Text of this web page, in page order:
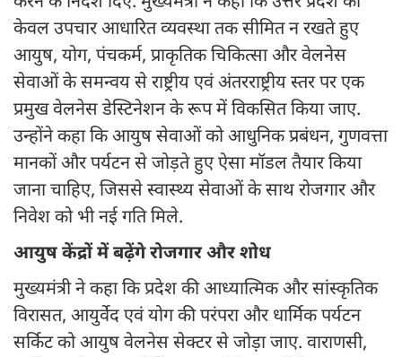
केवल उपचार आधारित व्यवस्था तक सीमित न रखते हुए
आयुष, योग, पंचकर्म, प्राकृतिक चिकित्सा और वेलनेस
सेवाओं के समन्वय से राष्ट्रीय एवं अंतरराष्ट्रीय स्तर पर एक
प्रमुख वेलनेस डेस्टिनेशन के रूप में विकसित किया जाए.
उन्होंने कहा कि आयुष सेवाओं को आधुनिक प्रबंधन, गुणवत्ता
मानकों और पर्यटन से जोड़ते हुए ऐसा मॉडल तैयार किया
जाना चाहिए, जिससे स्वास्थ्य सेवाओं के साथ रोजगार और
निवेश को भी नई गति मिले.
आयुष केंद्रों में बढ़ेंगे रोजगार और शोध
मुख्यमंत्री ने कहा कि प्रदेश की आध्यात्मिक और सांस्कृतिक
विरासत, आयुर्वेद एवं योग की परंपरा और धार्मिक पर्यटन
सर्किट को आयुष वेलनेस सेक्टर से जोड़ा जाए. वाराणसी,